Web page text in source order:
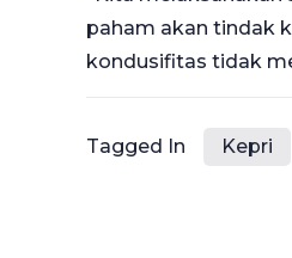
paham akan tindak
kondusifitas tidak
Tagged In Kepri